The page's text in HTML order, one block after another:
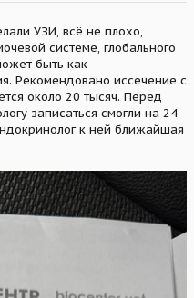
УЗИ, всё не плохо,
системе, глобального
быть как
Рекомендовано иссечение с
около 20 тысяч. Перед
записаться смогли на 24
к ней ближайшая